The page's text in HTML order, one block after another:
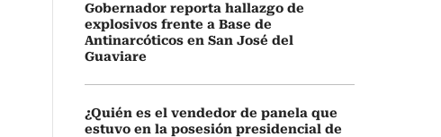
Gobernador reporta hallazgo de
explosivos frente a Base de
Antinarcóticos en San José del
Guaviare
¿Quién es el vendedor de panela que
estuvo en la posesión presidencial de